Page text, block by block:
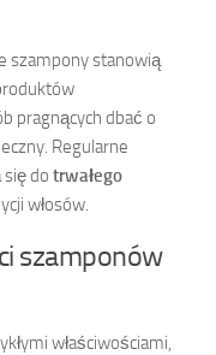
szampony stanowią
pragnących dbać o
Regularne
do trwałego
włosów.
szamponów
właściwościami,